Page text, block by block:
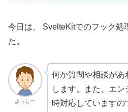
今日は、 SvelteKitでのフック処
た。
よっしー
何か質問や相談があ
します。また、エ
時対応しています